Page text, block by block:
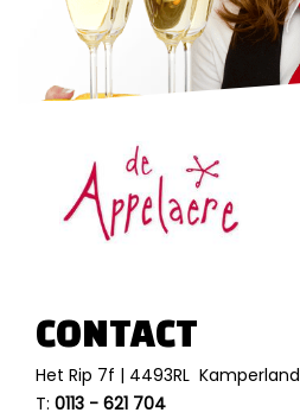
CONTACT
Het Rip 7f | 4493RL Kamperland
T: 0113 - 621 704